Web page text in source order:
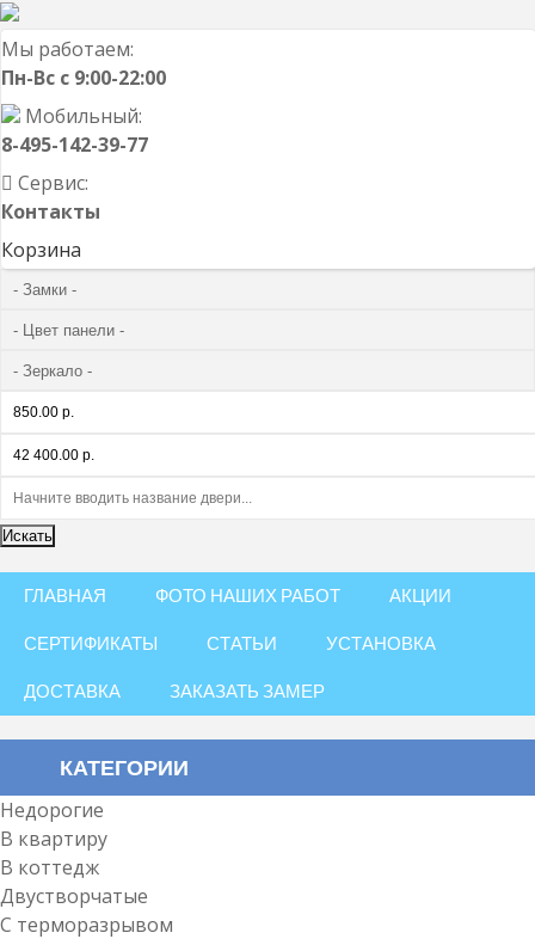
Мы работаем:
Пн-Вс с 9:00-22:00
Мобильный:
8-495-142-39-77
Сервис:
Контакты
Корзина
ГЛАВНАЯ ФОТО НАШИХ РАБОТ
АКЦИИ
СЕРТИФИКАТЫ
СТАТЬИ
УСТАНОВКА
ДОСТАВКА
ЗАКАЗАТЬ ЗАМЕР
КАТЕГОРИИ
Недорогие
В квартиру
В коттедж
Двустворчатые
С терморазрывом